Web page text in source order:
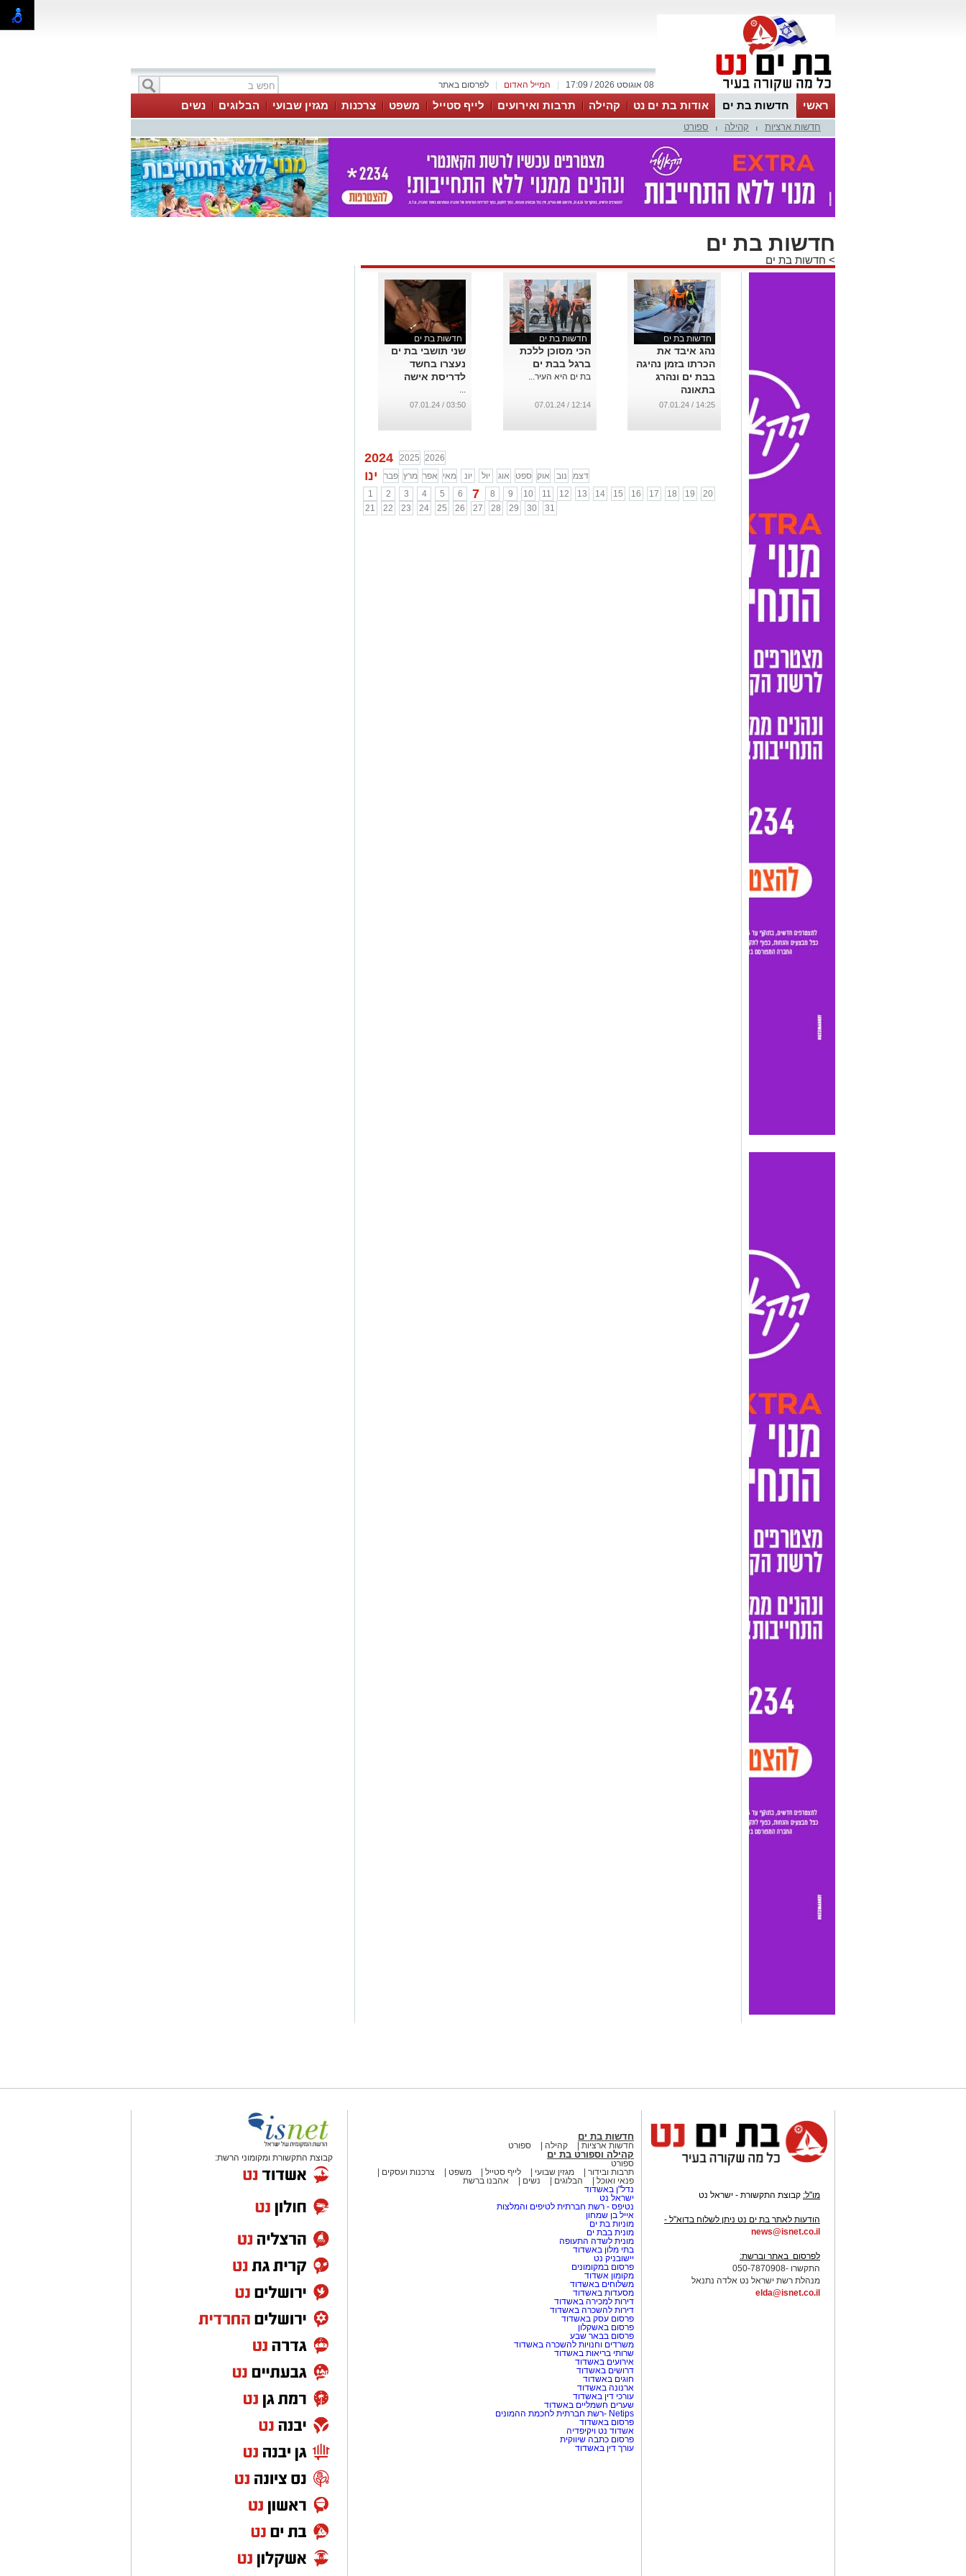
לפרסום באתר המייל האדום 08 אוגוסט 2026 / 17:09
ראשי חדשות בת ים אודות בת ים נט קהילה תרבות ואירועים לייף סטייל משפט צרכנות מגזין שבועי הבלוגים נשים
חדשות ארציות קהילה ספורט
חדשות בת ים
> חדשות בת ים
חדשות בת ים
נהג איבד את
הכרתו בזמן נהיגה
בבת ים ונהרג
בתאונה
...
14:25 / 07.01.24
חדשות בת ים
הכי מסוכן ללכת
ברגל בבת ים
בת ים היא העיר...
12:14 / 07.01.24
חדשות בת ים
שני תושבי בת ים
נעצרו בחשד
לדריסת אישה
...
03:50 / 07.01.24
2024 2025 2026
ינו פבר מרץ אפר מאי יונ יול אוג ספט אוק נוב
דצמ
1
2 3 4 5 6 7 8 9 10 11 12 13 14 15 16 17 18 19
20
21
22 23 24 25 26 27 28 29 30 31
מו"ל: קבוצת התקשורת - ישראל נט
הודעות לאתר בת ים נט ניתן לשלוח בדוא"ל -
news@isnet.co.il
לפרסום באתר וברשת:
התקשרו -050-7870908
מנהלת רשת ישראל נט אלדה נתנאל
elda@isnet.co.il
חדשות בת ים
חדשות ארציות קהילה ספורט
קהילה וספורט בת ים
ספורט
תרבות ובידור
מגזין שבועי לייף סטייל משפט
צרכנות ועסקים
פנאי ואוכל
הבלוגים נשים
אהבנו ברשת
נדל"ן באשדוד
ישראל נט
נטיפס - רשת חברתית לטיפים והמלצות
אייל בן שמחון
מוניות בת ים
מונית בבת ים
מונית לשדה התעופה
בתי מלון באשדוד
יישובניק נט
פרסום במקומונים
מקומון אשדוד
משלוחים באשדוד
מסעדות באשדוד
דירות למכירה באשדוד
דירות להשכרה באשדוד
פרסום עסק באשדוד
פרסום באשקלון
פרסום בבאר שבע
משרדים וחנויות להשכרה באשדוד
שרותי בריאות באשדוד
אירועים באשדוד
דרושים באשדוד
חוגים באשדוד
ארנונה באשדוד
עורכי דין באשדוד
שערים חשמליים באשדוד
Netips -רשת חברתית לחכמת ההמונים
פרסום באשדוד
אשדוד נט ויקיפדיה
פרסום כתבה שיווקית
עורך דין באשדוד
קבוצת התקשורת ומקומוני הרשת: